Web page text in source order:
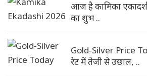
आज है कामिका
का शुभ ..
Gold-Silver Price
रेट में तेजी से उछाल, ..